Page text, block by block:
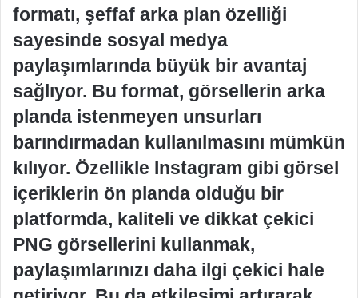
formatı, şeffaf arka plan özelliği
sayesinde sosyal medya
paylaşımlarında büyük bir avantaj
sağlıyor. Bu format, görsellerin arka
planda istenmeyen unsurları
barındırmadan kullanılmasını mümkün
kılıyor. Özellikle Instagram gibi görsel
içeriklerin ön planda olduğu bir
platformda, kaliteli ve dikkat çekici
PNG görsellerini kullanmak,
paylaşımlarınızı daha ilgi çekici hale